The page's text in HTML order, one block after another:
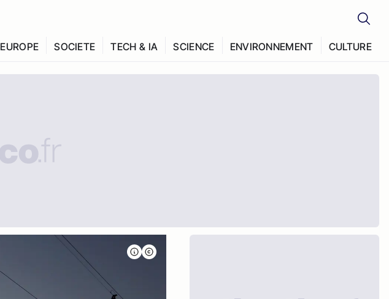
EUROPE SOCIETE TECH & IA SCIENCE ENVIRONNEMENT CULTURE